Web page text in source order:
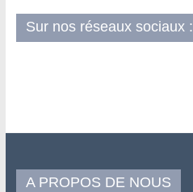
Sur nos réseaux sociaux :
A PROPOS DE NOUS